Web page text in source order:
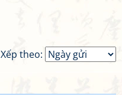
Xếp theo: